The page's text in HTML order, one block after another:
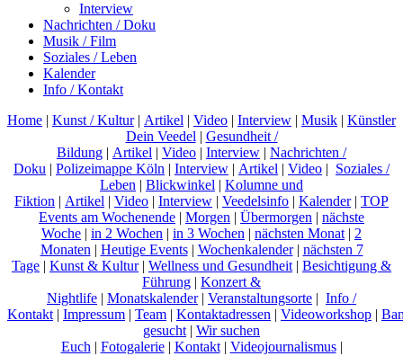
Interview
Nachrichten / Doku
Musik / Film
Soziales / Leben
Kalender
Info / Kontakt
Home | Kunst / Kultur| Artikel | Video | Interview | Musik | Künstler
Dein Veedel | Gesundheit /
Bildung | Artikel | Video | Interview | Nachrichten /
Doku | Polizeimappe Köln | Interview | Artikel | Video | Soziales /
Leben | Blickwinkel | Kolumne und
Fiktion | Artikel | Video | Interview | Veedelsinfo | Kalender| TOP
Events am Wochenende | Morgen | Übermorgen | nächste
Woche | in 2 Wochen | in 3 Wochen | nächsten Monat | 2
Monaten | Heutige Events| Wochenkalender| nächsten 7
Tage | Kunst & Kultur| Wellness und Gesundheit | Besichtigung &
Führung | Konzert &
Nightlife | Monatskalender| Veranstaltungsorte | Info /
Kontakt | Impressum | Team | Kontaktadressen | Videoworkshop |
gesucht | Wir suchen
Euch | Fotogalerie| Kontakt| Videojournalismus|